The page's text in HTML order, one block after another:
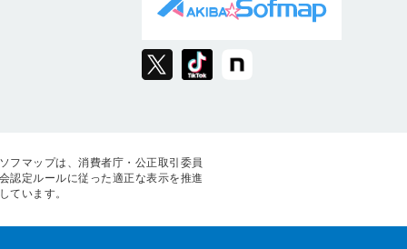
ソフマップは、消費者庁・公正取引委員
会認定ルールに従った適正な表示を推進
しています。